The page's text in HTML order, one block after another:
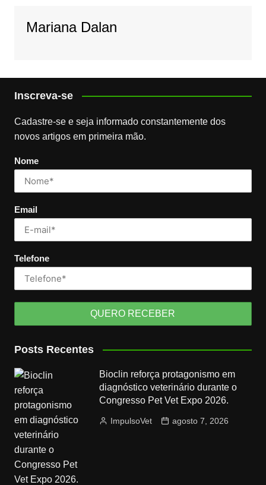
Mariana Dalan
Inscreva-se
Cadastre-se e seja informado constantemente dos
novos artigos em primeira mão.
Nome
Email
Telefone
Posts Recentes
Bioclin reforça protagonismo em
diagnóstico veterinário durante o
Congresso Pet Vet Expo 2026.
ImpulsoVet agosto 7, 2026